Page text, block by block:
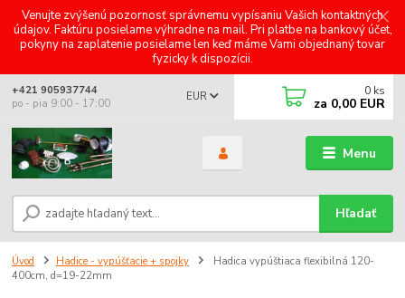
Venujte zvýšenú pozornosť správnemu vypísaniu Vašich kontaktných
údajov. Faktúru posielame výhradne na mail. Pri platbe na bankový účet,
pokyny na zaplatenie posielame len keď máme Vami objednaný tovar
fyzicky k dispozícii.
Menu
EUR
Hľadať
+421 905937744
po - pia 9:00 - 17:00
0 ks
za 0,00 EUR
Úvod Hadice - vypúšťacie + spojky
Hadica vypúštiaca flexibilná 120-
400cm, d=19-22mm